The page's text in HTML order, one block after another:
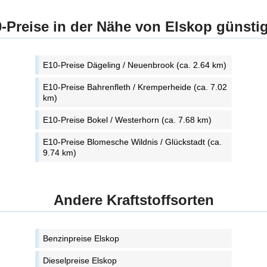
Preise in der Nähe von Elskop
E10-Preise Dägeling / Neuenbrook (ca. 2.64 km)
E10-Preise Bahrenfleth / Kremperheide (ca. 7.02
km)
E10-Preise Bokel / Westerhorn (ca. 7.68 km)
E10-Preise Blomesche Wildnis / Glückstadt (ca.
9.74 km)
Andere Kraftstoffsorten
Benzinpreise Elskop
Dieselpreise Elskop